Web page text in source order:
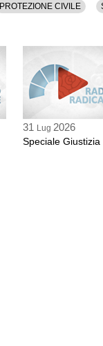
PROTEZIONE CIVILE
31 Lug 2026
Speciale Giustizia